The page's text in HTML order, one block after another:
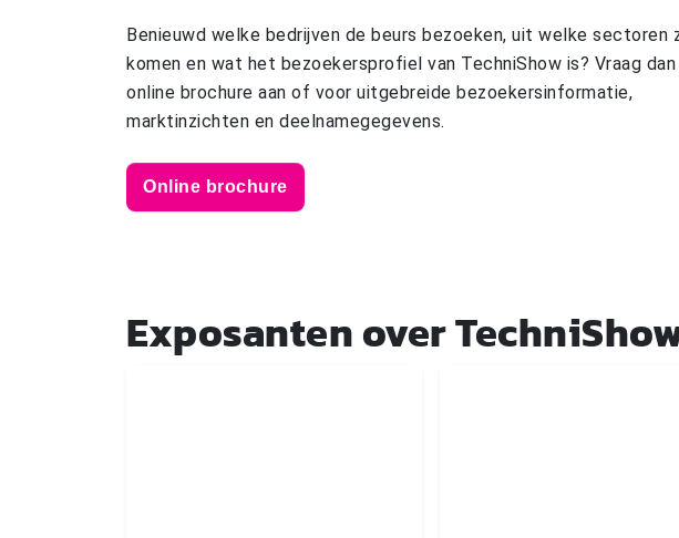
Benieuwd welke bedrijven de beurs bezoeken, uit welke sectoren
komen en wat het bezoekersprofiel van TechniShow is? Vraag
online brochure aan of voor uitgebreide bezoekersinformatie,
marktinzichten en deelnamegegevens.
Online brochure
Exposanten over